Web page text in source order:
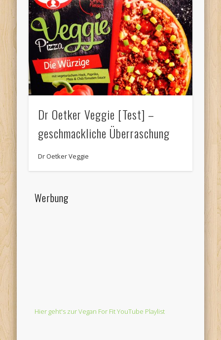
Dr Oetker Veggie [Test] –
geschmackliche Überraschung
Dr Oetker Veggie
Werbung
Hier geht's zur Vegan For Fit YouTube Playlist